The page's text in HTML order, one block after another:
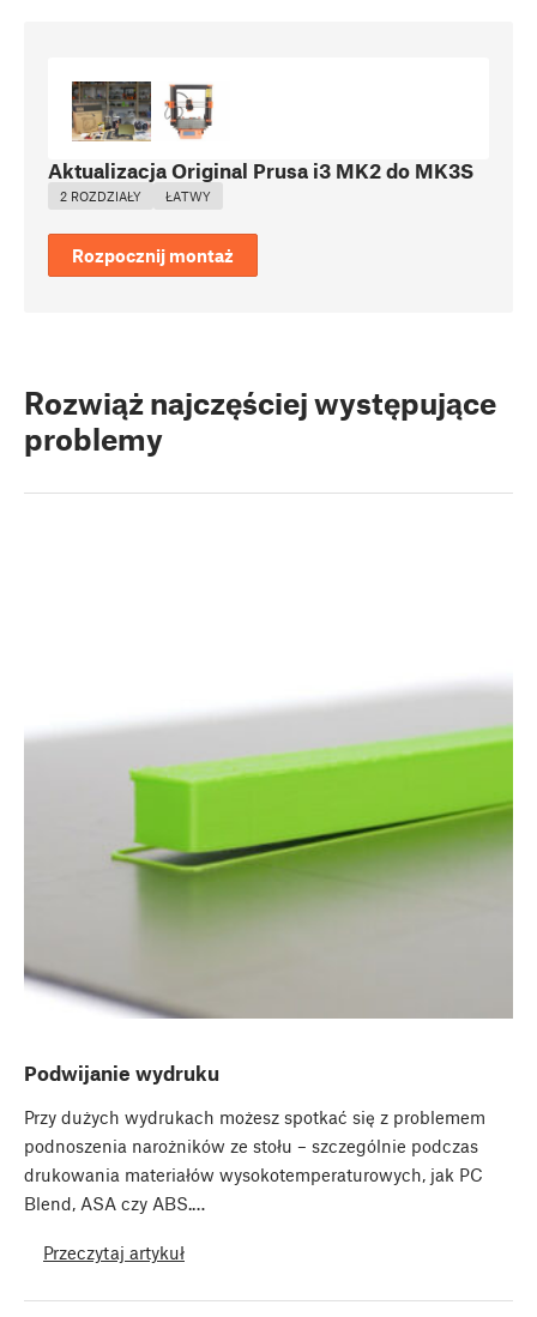
Aktualizacja Original Prusa i3 MK2 do MK3S
2 ROZDZIAŁY ŁATWY
Rozpocznij montaż
Rozwiąż najczęściej występujące
problemy
Podwijanie wydruku
Przy dużych wydrukach możesz spotkać się z problemem
podnoszenia narożników ze stołu – szczególnie podczas
drukowania materiałów wysokotemperaturowych, jak PC
Blend, ASA czy ABS.…
Przeczytaj artykuł